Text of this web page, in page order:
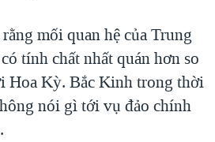
mối quan hệ của Trung
tính chất nhất quán hơn so
Hoa Kỳ. Bắc Kinh trong thời
nói gì tới vụ đảo chính